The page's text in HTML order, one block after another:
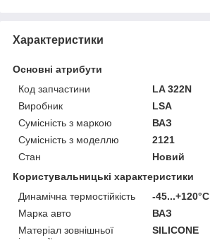
Характеристики
Основні атрибути
Код запчастини
LA 322N
Виробник
LSA
Сумісність з маркою
ВАЗ
Сумісність з моделлю
2121
Стан
Новий
Користувальницькі характеристики
Динамічна термостійкість
-45...+120°C
Марка авто
ВАЗ
Матеріал зовнішньої
SILICONE